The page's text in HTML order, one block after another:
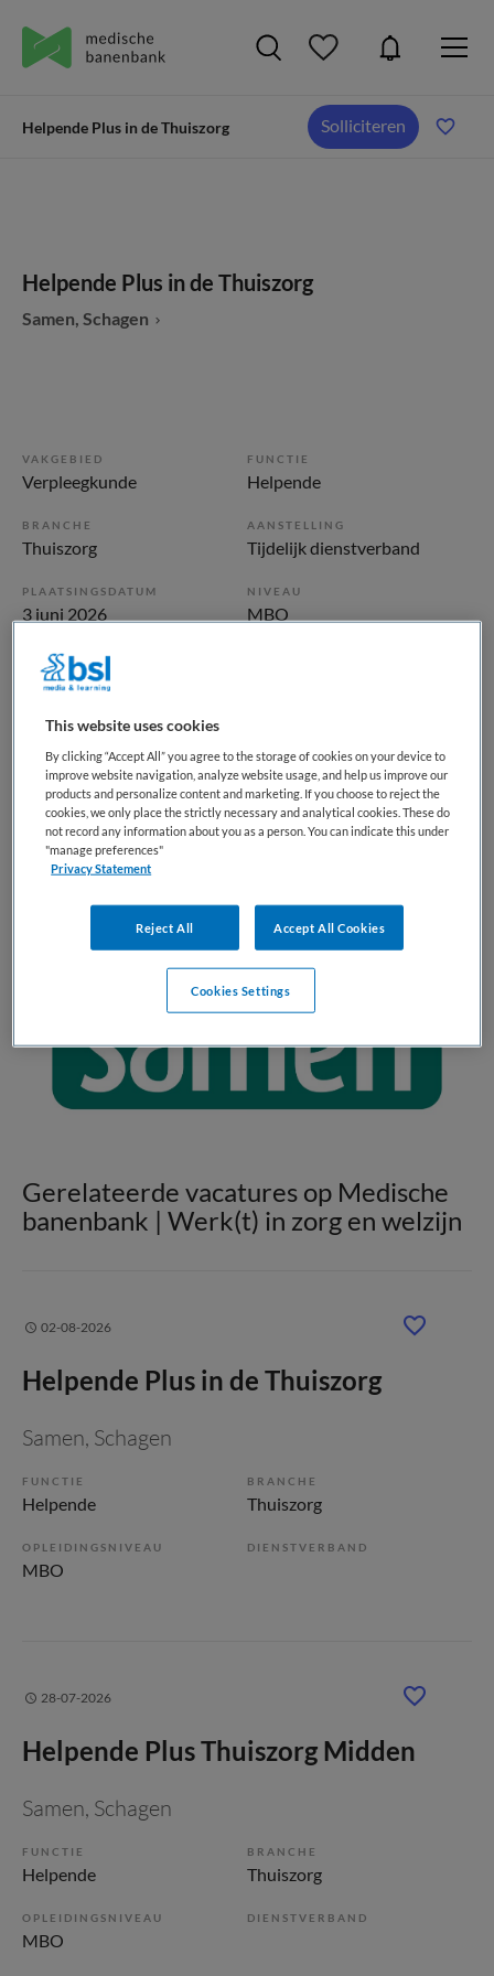
Helpende Plus in de Thuiszorg Solliciteren
Helpende Plus in de Thuiszorg
Samen, Schagen
VAKGEBIED
Verpleegkunde
FUNCTIE
Helpende
BRANCHE
Thuiszorg
AANSTELLING
Tijdelijk dienstverband
PLAATSINGSDATUM
3 juni 2026
NIVEAU
MBO
ERVARING
Starter
Vacature niet beschikbaar
Deze vacature Helpende Plus in de Thuiszorg bij Samen is
niet meer actueel. Hieronder staan enkele vergelijkbare
vacatures die voor u wellicht interessant zijn.
Gerelateerde vacatures op Medische
banenbank | Werk(t) in zorg en welzijn
02-08-2026
Helpende Plus in de Thuiszorg
Samen, Schagen
FUNCTIE
Helpende
BRANCHE
Thuiszorg
OPLEIDINGSNIVEAU
MBO
DIENSTVERBAND
28-07-2026
Helpende Plus Thuiszorg Midden
Samen, Schagen
FUNCTIE
Helpende
BRANCHE
Thuiszorg
OPLEIDINGSNIVEAU
MBO
DIENSTVERBAND
This website uses cookies
By clicking “Accept All” you agree to the storage of cookies on your device to
improve website navigation, analyze website usage, and help us improve our
products and personalize content and marketing. If you choose to reject the
cookies, we only place the strictly necessary and analytical cookies. These do
not record any information about you as a person. You can indicate this under
"manage preferences"
Privacy Statement
Reject All Accept All Cookies
Cookies Settings